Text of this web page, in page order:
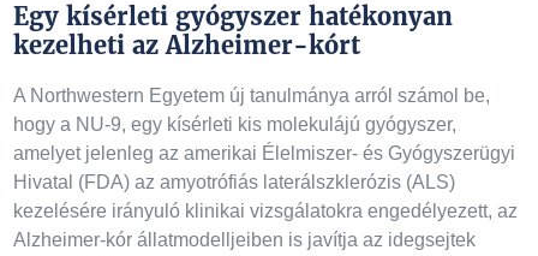
Egy kísérleti gyógyszer hatékonyan
kezelheti az Alzheimer-kórt
A Northwestern Egyetem új tanulmánya arról számol be,
hogy a NU-9, egy kísérleti kis molekulájú gyógyszer,
amelyet jelenleg az amerikai Élelmiszer- és Gyógyszerügyi
Hivatal (FDA) az amyotrófiás laterálszklerózis (ALS)
kezelésére irányuló klinikai vizsgálatokra engedélyezett, az
Alzheimer-kór állatmodelljeiben is javítja az idegsejtek